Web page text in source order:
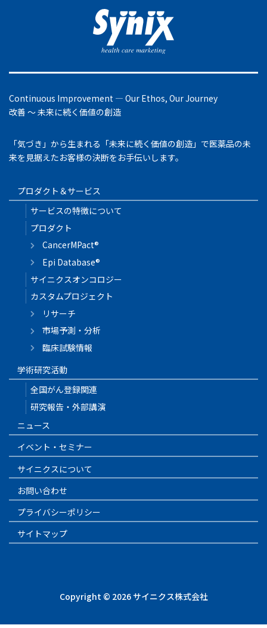
Continuous Improvement ― Our Ethos, Our Journey
改善 ～ 未来に続く価値の創造
「気づき」から生まれる「未来に続く価値の創造」で医薬品の未
来を見据えたお客様の決断をお手伝いします。
プロダクト＆サービス
サービスの特徴について
プロダクト
CancerMPact®
Epi Database®
サイニクスオンコロジー
カスタムプロジェクト
リサーチ
市場予測・分析
臨床試験情報
学術研究活動
全国がん登録関連
研究報告・外部講演
ニュース
イベント・セミナー
サイニクスについて
お問い合わせ
プライバシーポリシー
サイトマップ
Copyright © 2026 サイニクス株式会社